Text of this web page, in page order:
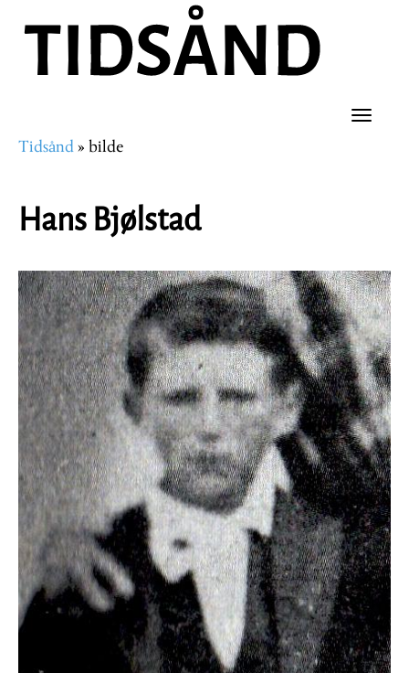
hovedinnhold
Toggle
Navigasjonssti
Tidsånd bilde
Hans Bjølstad
Image